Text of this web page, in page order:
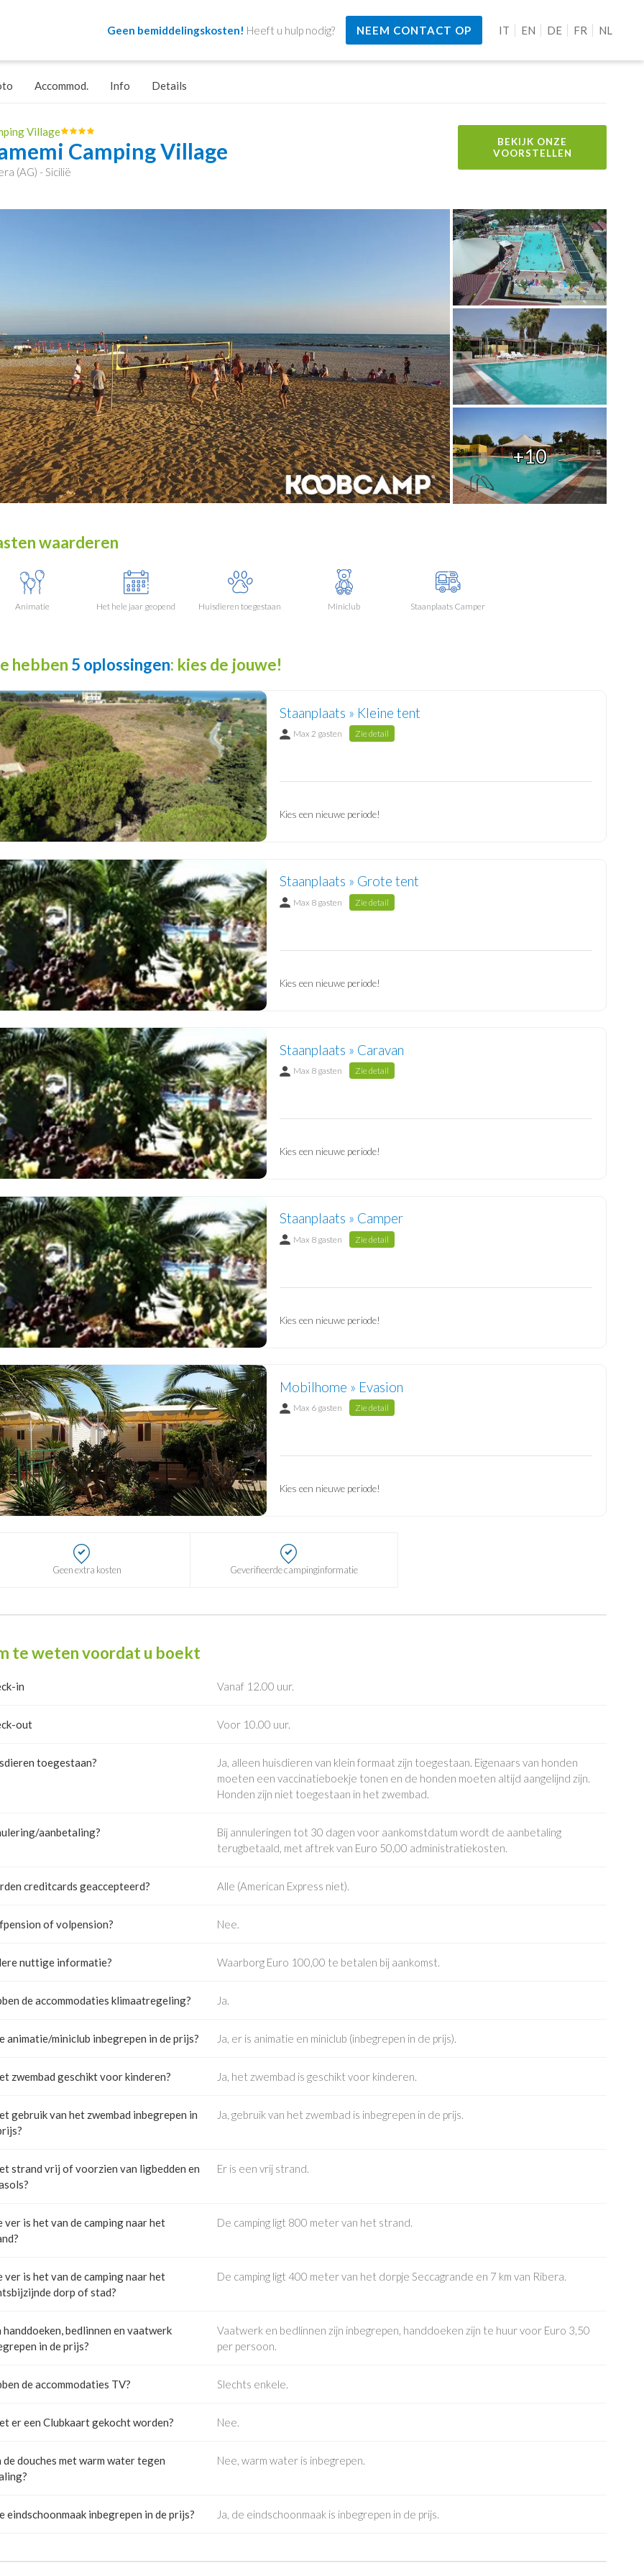
Geen bemiddelingskosten! Heeft u hulp nodig? NEEM CONTACT OP IT EN DE FR NL
Accommod. Info Details
Village
Camping Village
(AG) - Sicilië
BEKIJK ONZE
VOORSTELLEN
+10
waarderen
Animatie Het hele jaar geopend Huisdieren toegestaan Miniclub Staanplaats Camper
hebben 5 oplossingen: kies de jouwe!
Staanplaats » Kleine tent
Max 2 gasten Zie detail
Kies een nieuwe periode!
Staanplaats » Grote tent
Max 8 gasten Zie detail
Kies een nieuwe periode!
Staanplaats » Caravan
Max 8 gasten Zie detail
Kies een nieuwe periode!
Staanplaats » Camper
Max 8 gasten Zie detail
Kies een nieuwe periode!
Mobilhome » Evasion
Max 6 gasten Zie detail
Kies een nieuwe periode!
Geen extra kosten Geverifieerde campinginformatie
te weten voordat u boekt
in Vanaf 12.00 uur.
out Voor 10.00 uur.
toegestaan?
Ja, alleen huisdieren van klein formaat zijn toegestaan. Eigenaars van honden
moeten een vaccinatieboekje tonen en de honden moeten altijd aangelijnd zijn.
Honden zijn niet toegestaan in het zwembad.
aanbetaling?
Bij annuleringen tot 30 dagen voor aankomstdatum wordt de aanbetaling
terugbetaald, met aftrek van Euro 50,00 administratiekosten.
creditcards geaccepteerd? Alle (American Express niet).
of volpension? Nee.
nuttige informatie? Waarborg Euro 100,00 te betalen bij aankomst.
de accommodaties klimaatregeling? Ja.
animatie/miniclub inbegrepen in de prijs? Ja, er is animatie en miniclub (inbegrepen in de prijs).
zwembad geschikt voor kinderen? Ja, het zwembad is geschikt voor kinderen.
gebruik van het zwembad inbegrepen in
Ja, gebruik van het zwembad is inbegrepen in de prijs.
strand vrij of voorzien van ligbedden en
Er is een vrij strand.
ver is het van de camping naar het
De camping ligt 800 meter van het strand.
ver is het van de camping naar het
dorp of stad?
De camping ligt 400 meter van het dorpje Seccagrande en 7 km van Ribera.
handdoeken, bedlinnen en vaatwerk
in de prijs?
Vaatwerk en bedlinnen zijn inbegrepen, handdoeken zijn te huur voor Euro 3,50
per persoon.
de accommodaties TV? Slechts enkele.
er een Clubkaart gekocht worden? Nee.
de douches met warm water tegen
Nee, warm water is inbegrepen.
eindschoonmaak inbegrepen in de prijs? Ja, de eindschoonmaak is inbegrepen in de prijs.